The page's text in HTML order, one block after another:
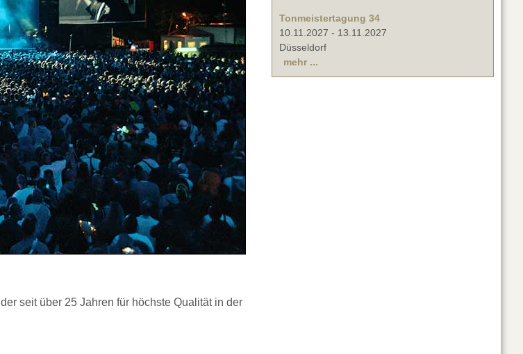
der seit über 25 Jahren für höchste Qualität in der
Tonmeistertagung 34
10.11.2027 - 13.11.2027
Düsseldorf
mehr ...